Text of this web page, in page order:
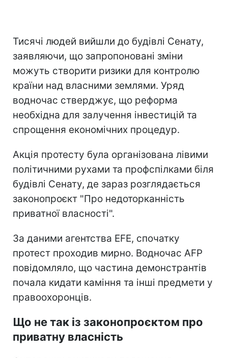
Тисячі людей вийшли до будівлі Сенату,
заявляючи, що запропоновані зміни
можуть створити ризики для контролю
країни над власними землями. Уряд
водночас стверджує, що реформа
необхідна для залучення інвестицій та
спрощення економічних процедур.
Акція протесту була організована лівими
політичними рухами та профспілками біля
будівлі Сенату, де зараз розглядається
законопроєкт "Про недоторканність
приватної власності".
За даними агентства EFE, спочатку
протест проходив мирно. Водночас AFP
повідомляло, що частина демонстрантів
почала кидати каміння та інші предмети у
правоохоронців.
Що не так із законопроєктом про
приватну власність